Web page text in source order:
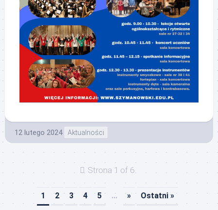
12 lutego 2024 Aktualności
Strona 1 of 6
1 2 3 4 5 ... » Ostatni »